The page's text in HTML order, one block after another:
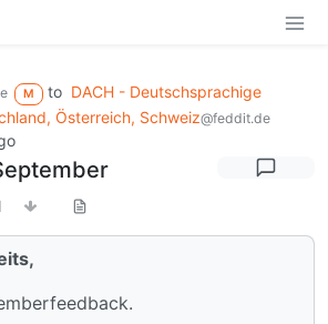
M to DACH - Deutschsprachige
Österreich, Schweiz@feddit.de